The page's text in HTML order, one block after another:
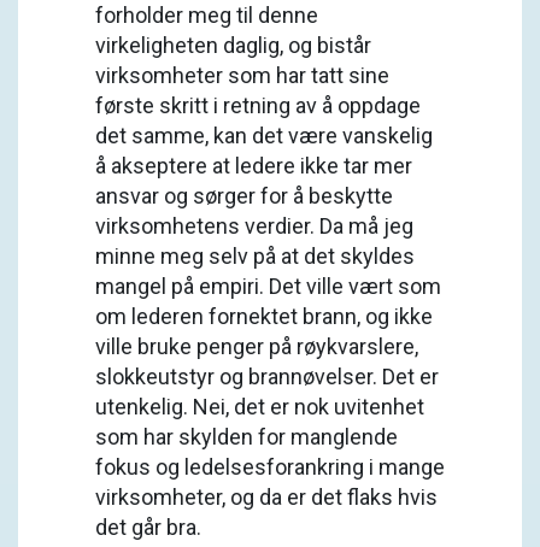
forholder meg til denne
virkeligheten daglig, og bistår
virksomheter som har tatt sine
første skritt i retning av å oppdage
det samme, kan det være vanskelig
å akseptere at ledere ikke tar mer
ansvar og sørger for å beskytte
virksomhetens verdier. Da må jeg
minne meg selv på at det skyldes
mangel på empiri. Det ville vært som
om lederen fornektet brann, og ikke
ville bruke penger på røykvarslere,
slokkeutstyr og brannøvelser. Det er
utenkelig. Nei, det er nok uvitenhet
som har skylden for manglende
fokus og ledelsesforankring i mange
virksomheter, og da er det flaks hvis
det går bra.